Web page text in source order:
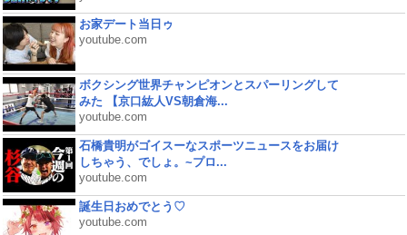
お家デート当日ゥ
youtube.com
ボクシング世界チャンピオンとスパーリングして
みた 【京口紘人VS朝倉海...
youtube.com
石橋貴明がゴイスーなスポーツニュースをお届け
しちゃう、でしょ。~プロ...
youtube.com
誕生日おめでとう♡
youtube.com